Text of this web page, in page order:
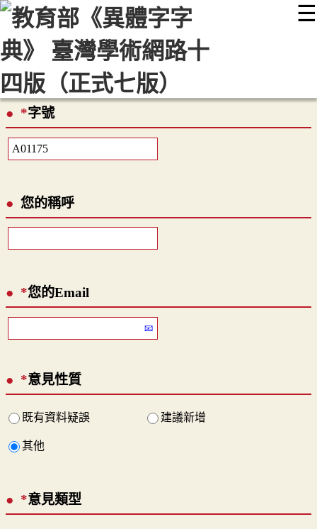
☰
::: 最新消息 常見問題 編輯說明
顯示模式
網站導覽
*字號
您的稱呼
*您的Email
*意見性質
既有資料疑誤 建議新增
其他
*意見類型